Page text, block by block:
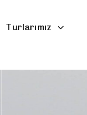
Turlarımız